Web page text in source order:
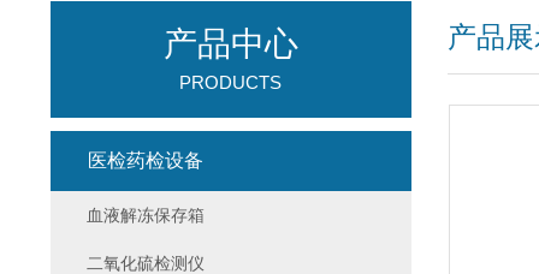
产品
产品中心
PRODUCTS
医检药检设备
血液解冻保存箱
二氧化硫检测仪